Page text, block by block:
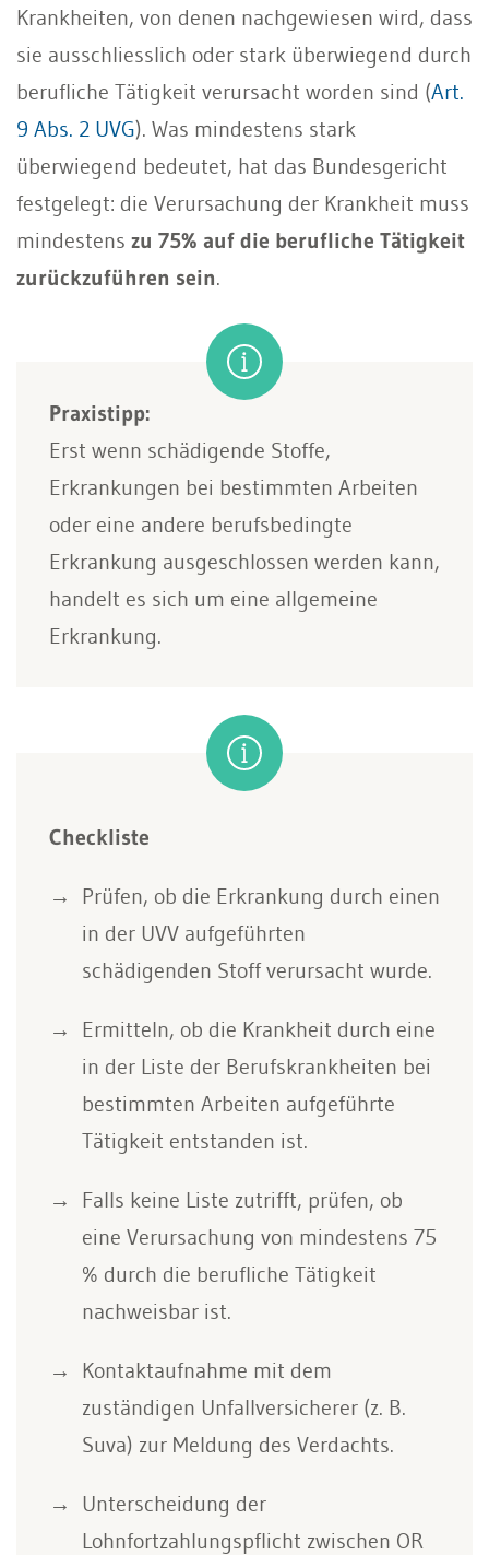
Krankheiten, von denen nachgewiesen wird, dass
sie ausschliesslich oder stark überwiegend durch
berufliche Tätigkeit verursacht worden sind (Art.
9 Abs. 2 UVG). Was mindestens stark
überwiegend bedeutet, hat das Bundesgericht
festgelegt: die Verursachung der Krankheit muss
mindestens zu 75% auf die berufliche Tätigkeit
zurückzuführen sein.
Praxistipp:
Erst wenn schädigende Stoffe,
Erkrankungen bei bestimmten Arbeiten
oder eine andere berufsbedingte
Erkrankung ausgeschlossen werden kann,
handelt es sich um eine allgemeine
Erkrankung.
Checkliste
Prüfen, ob die Erkrankung durch einen
in der UVV aufgeführten
schädigenden Stoff verursacht wurde.
Ermitteln, ob die Krankheit durch eine
in der Liste der Berufskrankheiten bei
bestimmten Arbeiten aufgeführte
Tätigkeit entstanden ist.
Falls keine Liste zutrifft, prüfen, ob
eine Verursachung von mindestens 75
% durch die berufliche Tätigkeit
nachweisbar ist.
Kontaktaufnahme mit dem
zuständigen Unfallversicherer (z. B.
Suva) zur Meldung des Verdachts.
Unterscheidung der
Lohnfortzahlungspflicht zwischen OR